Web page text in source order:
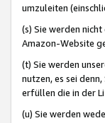
umzuleiten
(s) Sie werden
Amazon-Website
(t) Sie werden
nutzen, es sei
erfüllen die in der
(u) Sie werden